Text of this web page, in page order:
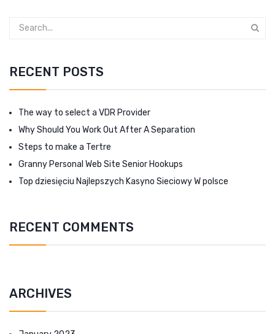
RECENT POSTS
The way to select a VDR Provider
Why Should You Work Out After A Separation
Steps to make a Tertre
Granny Personal Web Site Senior Hookups
Top dziesięciu Najlepszych Kasyno Sieciowy W polsce
RECENT COMMENTS
ARCHIVES